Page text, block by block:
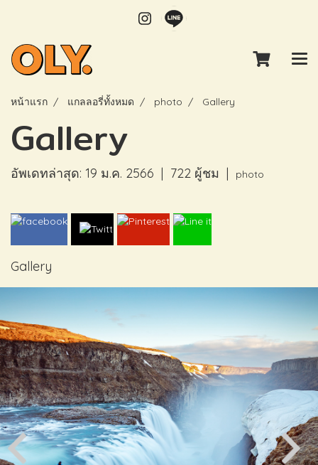
หน้าแรก แกลลอรี่ทั้งหมด photo Gallery
Gallery
อัพเดทล่าสุด: 19 ม.ค. 2566 | 722 ผู้ชม | photo
Gallery